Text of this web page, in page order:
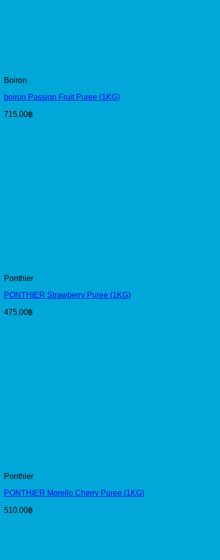
Boiron
boiron Passion Fruit Puree (1KG)
715.00฿
Ponthier
PONTHIER Strawberry Puree (1KG)
475.00฿
Ponthier
PONTHIER Morello Cherry Puree (1KG)
510.00฿